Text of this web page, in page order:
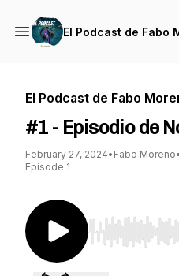
El Podcast de Fabo
El Podcast de Fabo
#1 - Episodio de
February 27, 2024• Fabo Moreno•
Episode 1
Use Left/Right